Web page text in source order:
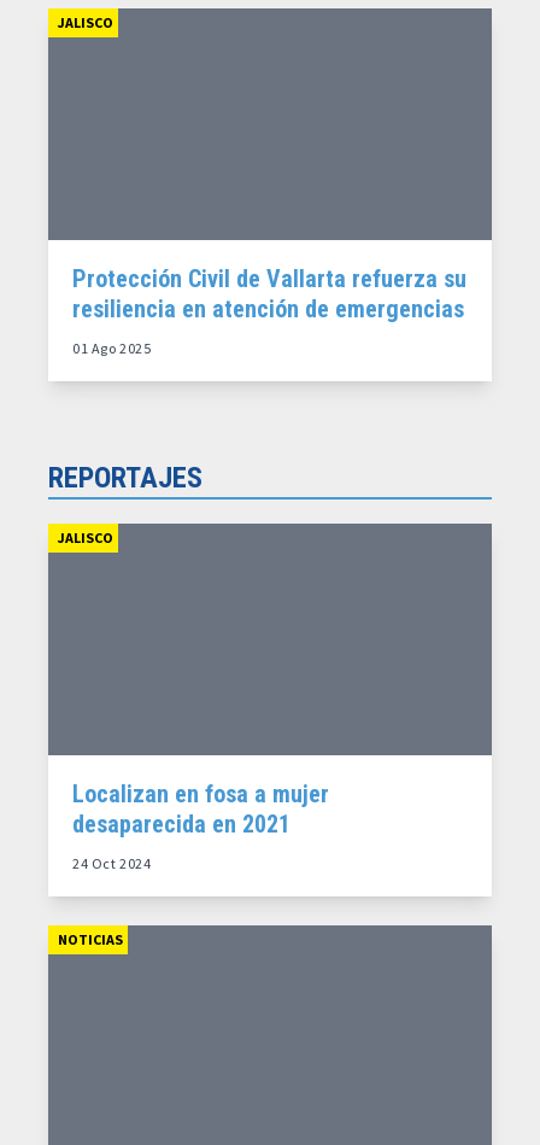
JALISCO
Protección Civil de Vallarta refuerza su
resiliencia en atención de emergencias
01 Ago 2025
REPORTAJES
JALISCO
Localizan en fosa a mujer
desaparecida en 2021
24 Oct 2024
NOTICIAS